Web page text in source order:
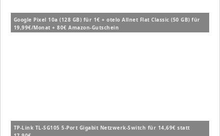
Google Pixel 10a (128 GB) für 1€ + otelo Allnet Flat Classic (50 GB) für
19,99€/Monat + 80€ Amazon-Gutschein
TP-Link TL-SG105 5-Port Gigabit Netzwerk-Switch für 14,69€ statt